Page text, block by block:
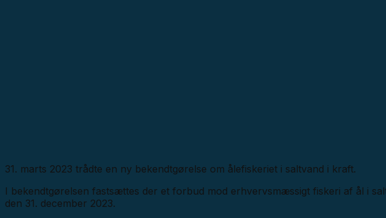
31. marts 2023 trådte en ny bekendtgørelse om ålefiskeriet i saltvand i kraft.
I bekendtgørelsen fastsættes der et forbud mod erhvervsmæssigt fiskeri af ål i
den 31. december 2023.